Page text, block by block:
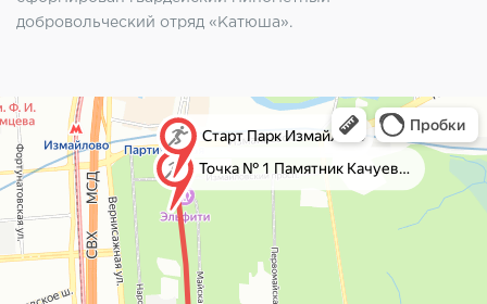
добровольческий отряд «Катюша».